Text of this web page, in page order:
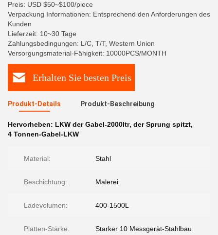
Preis: USD $50~$100/piece
Verpackung Informationen: Entsprechend den Anforderungen des
Kunden
Lieferzeit: 10~30 Tage
Zahlungsbedingungen: L/C, T/T, Western Union
Versorgungsmaterial-Fähigkeit: 10000PCS/MONTH
Erhalten Sie besten Preis
Produkt-Details Produkt-Beschreibung
Hervorheben: LKW der Gabel-2000ltr, der Sprung spitzt,
4 Tonnen-Gabel-LKW
Material: Stahl
Beschichtung: Malerei
Ladevolumen: 400-1500L
Platten-Stärke: Starker 10 Messgerät-Stahlbau